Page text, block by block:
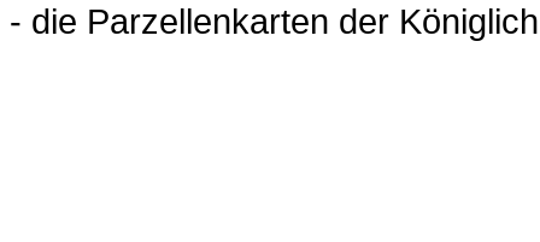
- die Parzellenkarten der